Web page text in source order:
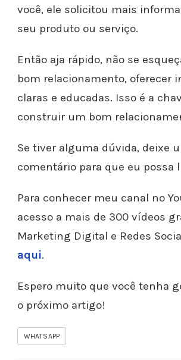
você, ele solicitou mais
seu produto ou serviço.
Então aja rápido, não se
bom relacionamento, oferecer
claras e educadas. Isso é a
construir um bom
Se tiver alguma dúvida, deixe
comentário para que eu possa
Para conhecer meu canal no
acesso a mais de 300 vídeos
Marketing Digital e Redes
aqui.
Espero muito que você tenha
o próximo artigo!
WHATSAPP